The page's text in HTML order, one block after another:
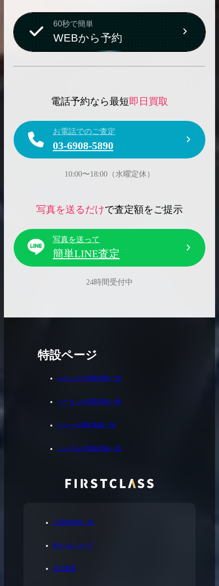
60秒で簡単
WEBから予約
電話予約なら最短即日買取
お電話でのご査定
03-6908-5890
10:00〜18:00（水曜定休）
写真を送るだけで査定額をご提示
写真を送って
簡単LINE査定
24時間受付中
お買取実績一覧
私たちについて
会社概要
特設ページ
エルメスの買取実績一覧
バーキンの買取実績一覧
ケリーの買取実績一覧
シャネルの買取実績一覧